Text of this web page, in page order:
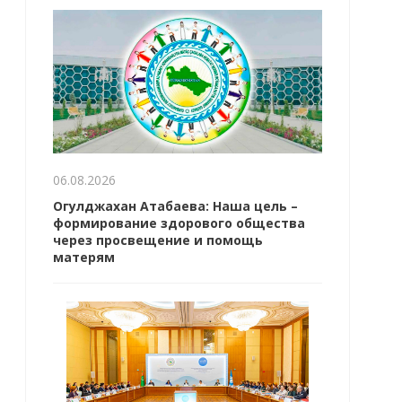
06.08.2026
Огулджахан Атабаева: Наша цель –
формирование здорового общества
через просвещение и помощь
матерям